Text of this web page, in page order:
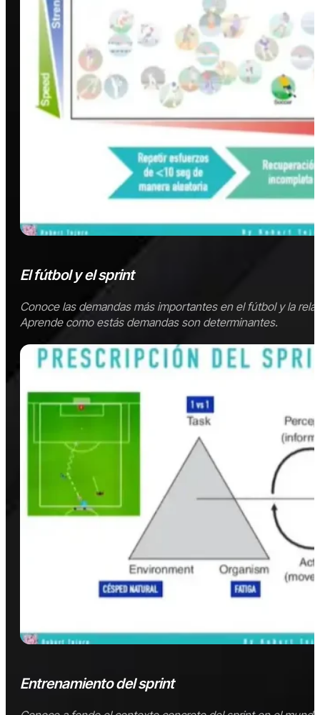
El fútbol y el sprint
Conoce las demandas más importantes en el fútbol y la
Aprende como estás demandas son determinantes.
Entrenamiento del sprint